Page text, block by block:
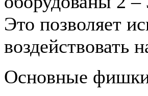
Это позволяет
Основные